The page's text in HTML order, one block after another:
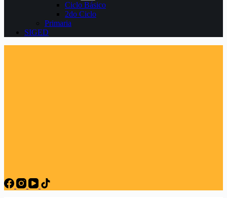
Ciclo Básico
2do Ciclo
Primaria
SIGED